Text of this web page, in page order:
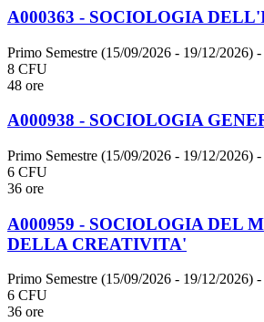
A000363 - SOCIOLOGIA
Primo Semestre (15/09/2026 - 19/12/2026) -
8 CFU
48 ore
A000938 - SOCIOLOGIA
Primo Semestre (15/09/2026 - 19/12/2026) -
6 CFU
36 ore
A000959 - SOCIOLOGIA DEL
DELLA CREATIVITA'
Primo Semestre (15/09/2026 - 19/12/2026) -
6 CFU
36 ore